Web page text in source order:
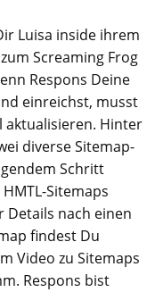
Luisa inside ihrem
Screaming Frog
Respons Deine
einreichst, musst
aktualisieren. Hinter
diverse Sitemap-
Schritt
Sitemaps
Details nach einen
findest Du
Video zu Sitemaps
Respons bist